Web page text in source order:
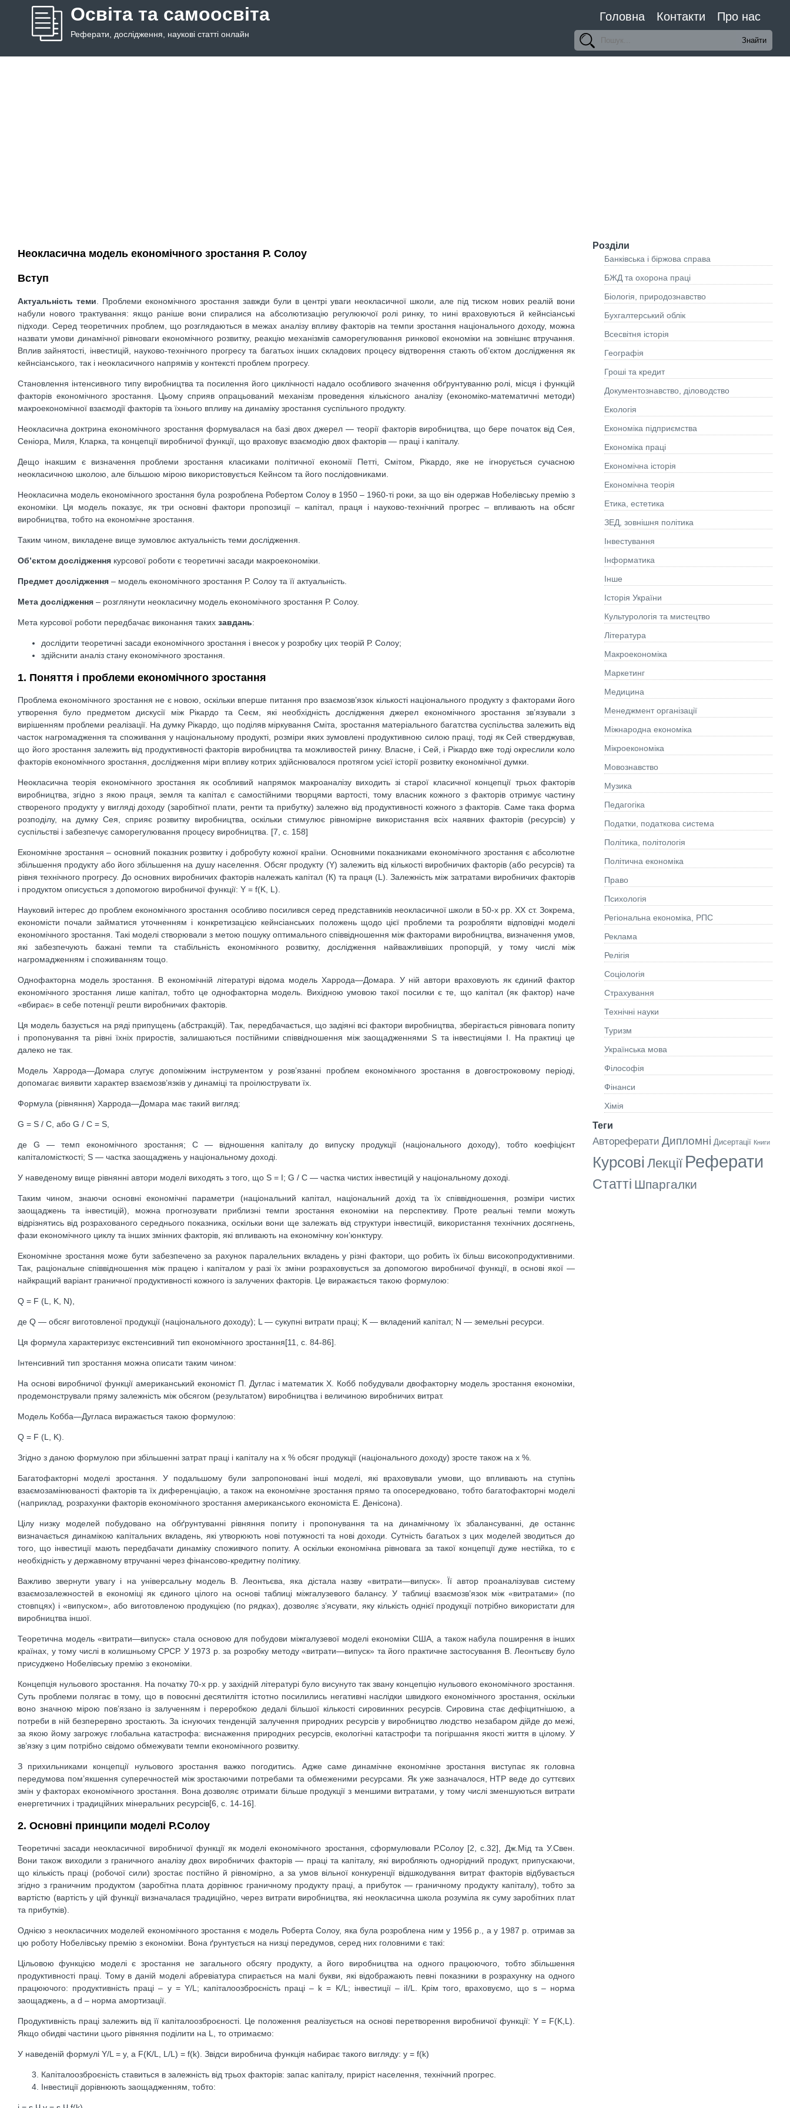
Освіта та самоосвіта
Реферати, дослідження, наукові статті онлайн
Головна Контакти Про нас
Неокласична модель економічного зростання Р. Солоу
Вступ
Актуальність теми . Проблеми економічного зростання завжди були в центрі уваги неокласичної школи, але під тиском нових реалій вони
набули нового трактування: якщо раніше вони спиралися на абсолютизацію регулюючої ролі ринку, то нині враховуються й кейнсіанські
підходи. Серед теоретичних проблем, що розглядаються в межах аналізу впливу факторів на темпи зростання національного доходу, можна
назвати умови динамічної рівноваги економічного розвитку, реакцію механізмів саморегулювання ринкової економіки на зовнішнє втручання.
Вплив зайнятості, інвестицій, науково-технічного прогресу та багатьох інших складових процесу відтворення стають об’єктом дослідження як
кейнсіанського, так і неокласичного напрямів у контексті проблем прогресу.
Становлення інтенсивного типу виробництва та посилення його циклічності надало особливого значення обґрунтуванню ролі, місця і функцій
факторів економічного зростання. Цьому сприяв опрацьований механізм проведення кількісного аналізу (економіко-математичні методи)
макроекономічної взаємодії факторів та їхнього впливу на динаміку зростання суспільного продукту.
Неокласична доктрина економічного зростання формувалася на базі двох джерел — теорії факторів виробництва, що бере початок від Сея,
Сеніора, Миля, Кларка, та концепції виробничої функції, що враховує взаємодію двох факторів — праці і капіталу.
Дещо інакшим є визначення проблеми зростання класиками політичної економії Петті, Смітом, Рікардо, яке не ігнорується сучасною
неокласичною школою, але більшою мірою використовується Кейнсом та його послідовниками.
Неокласична модель економічного зростання була розроблена Робертом Солоу в 1950 – 1960-ті роки, за що він одержав Нобелівську премію з
економіки. Ця модель показує, як три основні фактори пропозиції – капітал, праця і науково-технічний прогрес – впливають на обсяг
виробництва, тобто на економічне зростання.
Таким чином, викладене вище зумовлює актуальність теми дослідження.
Об’єктом дослідження курсової роботи є теоретичні засади макроекономіки.
Предмет дослідження – модель економічного зростання Р. Солоу та її актуальність.
Мета дослідження – розглянути неокласичну модель економічного зростання Р. Солоу.
Мета курсової роботи передбачає виконання таких завдань:
дослідити теоретичні засади економічного зростання і внесок у розробку цих теорій Р. Солоу;
здійснити аналіз стану економічного зростання.
1. Поняття і проблеми економічного зростання
Проблема економічного зростання не є новою, оскільки вперше питання про взаємозв’язок кількості національного продукту з факторами його
утворення було предметом дискусії між Рікардо та Сеєм, які необхідність дослідження джерел економічного зростання зв’язували з
вирішенням проблеми реалізації. На думку Рікардо, що поділяв міркування Сміта, зростання матеріального багатства суспільства залежить від
часток нагромадження та споживання у національному продукті, розміри яких зумовлені продуктивною силою праці, тоді як Сей стверджував,
що його зростання залежить від продуктивності факторів виробництва та можливостей ринку. Власне, і Сей, і Рікардо вже тоді окреслили коло
факторів економічного зростання, дослідження міри впливу котрих здійснювалося протягом усієї історії розвитку економічної думки.
Неокласична теорія економічного зростання як особливий напрямок макроаналізу виходить зі старої класичної концепції трьох факторів
виробництва, згідно з якою праця, земля та капітал є самостійними творцями вартості, тому власник кожного з факторів отримує частину
створеного продукту у вигляді доходу (заробітної плати, ренти та прибутку) залежно від продуктивності кожного з факторів. Саме така форма
розподілу, на думку Сея, сприяє розвитку виробництва, оскільки стимулює рівномірне використання всіх наявних факторів (ресурсів) у
суспільстві і забезпечує саморегулювання процесу виробництва. [7, c. 158]
Економічне зростання – основний показник розвитку і добробуту кожної країни. Основними показниками економічного зростання є абсолютне
збільшення продукту або його збільшення на душу населення. Обсяг продукту (Y) залежить від кількості виробничих факторів (або ресурсів) та
рівня технічного прогресу. До основних виробничих факторів належать капітал (К) та праця (L). Залежність між затратами виробничих факторів
і продуктом описується з допомогою виробничої функції: Y = f(K, L).
Науковий інтерес до проб­лем економічного зростання особливо посилився серед представників неокласичної школи в 50-х рр. XX ст. Зокрема,
економісти почали займатися уточненням і конкретизацією кейнсіанських положень щодо цієї проблеми та розробляти відповідні моделі
економічного зростання. Такі моделі створювали з метою пошуку оптимального співвідношення між факторами виробництва, визначення умов,
які забезпечують бажані темпи та стабільність економічного розвитку, дослідження найважливіших пропорцій, у тому числі між
нагромадженням і споживанням тощо.
Однофакторна модель зростання. В економічній літературі відома модель Харрода—Домара. У ній автори враховують як єдиний фактор
економічного зростання лише капітал, тобто це однофакторна модель. Вихідною умовою такої посилки є те, що капітал (як фактор) наче
«вбирає» в себе потенції решти виробничих факторів.
Ця модель базується на ряді припущень (абстракцій). Так, передбачається, що задіяні всі фактори виробництва, зберігається рівновага попиту
і пропонування та рівні їхніх приростів, залишаються постійними співвідношення між заощадженнями S та інвестиціями І. На практиці це
далеко не так.
Модель Харрода—Домара слугує допоміжним інструментом у розв’язанні проблем економічного зростання в довгостроковому періоді,
допомагає виявити характер взаємозв’язків у динаміці та проілюструвати їх.
Формула (рівняння) Харрода—Домара має такий вигляд:
G = S / C, або G / C = S,
де G — темп економічного зростання; C — відношення капіталу до випуску продукції (національного доходу), тобто коефіцієнт
капіталомісткості; S — частка заощаджень у національному доході.
У наведеному вище рівнянні автори моделі виходять з того, що S = I; G / С — частка чистих інвестицій у національному доході.
Таким чином, знаючи основні економічні параметри (національ­ний капітал, національний дохід та їх співвідношення, розміри чистих
заощаджень та інвестицій), можна прогнозувати приблизні темпи зростання економіки на перспективу. Проте реальні тем­пи можуть
відрізнятись від розрахованого середнього показника, оскільки вони ще залежать від структури інвестицій, викорис­тання технічних досягнень,
фази економічного циклу та інших змінних факторів, які впливають на економічну кон’юнктуру.
Економічне зростання може бути забезпечено за рахунок паралельних вкладень у різні фактори, що робить їх більш високопродуктивними.
Так, раціональне співвідношення між працею і капіталом у разі їх зміни розраховується за допомогою виробничої функції, в основі якої —
найкращий варіант граничної продуктивності кожного із залучених факторів. Це виражається такою формулою:
Q = F (L, K, N),
де Q — обсяг виготовленої продукції (національного доходу); L — сукупні витрати праці; K — вкладений капітал; N — земельні ресурси.
Ця формула характеризує екстенсивний тип економічного зростання[11, c. 84-86].
Інтенсивний тип зростання можна описати таким чином:
На основі виробничої функції американський економіст П. Дуг­лас і математик Х. Кобб побудували двофакторну модель зростання економіки,
продемонстрували пряму залежність між обсягом (результатом) виробництва і величиною виробничих витрат.
Модель Кобба—Дугласа виражається такою формулою:
Q = F (L, K).
Згідно з даною формулою при збільшенні затрат праці і капіталу на х % обсяг продукції (національного доходу) зросте також на х %.
Багатофакторні моделі зростання. У подальшому були запропоновані інші моделі, які враховували умови, що впливають на ступінь
взаємозамінюваності факторів та їх диференціацію, а також на економічне зростання прямо та опосередковано, тобто багатофакторні моделі
(наприклад, розрахунки факторів економічного зростання американського економіста Е. Денісона).
Цілу низку моделей побудовано на обґрунтуванні рівняння попиту і пропонування та на динамічному їх збалансуванні, де останнє
визначається динамікою капітальних вкладень, які утворюють нові потужності та нові доходи. Сутність багатьох з цих моделей зводиться до
того, що інвестиції мають передбачати динаміку споживчого попиту. А оскільки економічна рівновага за такої концепції дуже нестійка, то є
необхідність у державному втручанні через фінансово-кредитну політику.
Важливо звернути увагу і на універсальну модель В. Леонтьєва, яка дістала назву «витрати—випуск». Її автор проаналізував систему
взаємозалежностей в економіці як єдиного цілого на основі таблиці міжгалузевого балансу. У таблиці взаємозв’язок між «витратами» (по
стовпцях) і «випуском», або виготовленою продукцією (по рядках), дозволяє з’ясувати, яку кількість однієї продукції потрібно використати для
виробництва іншої.
Теоретична модель «витрати—випуск» стала основою для побудови міжгалузевої моделі економіки США, а також набула поширення в інших
країнах, у тому числі в колишньому СРСР. У 1973 р. за розробку методу «витрати—випуск» та його практичне застосування В. Леонтьєву було
присуджено Нобелівську премію з економіки.
Концепція нульового зростання. На початку 70-х рр. у західній літературі було висунуто так звану концепцію нульового економічного зростання.
Суть проблеми полягає в тому, що в повоєнні десятиліття істотно посилились негативні наслідки швид­кого економічного зростання, оскільки
воно значною мірою пов’язано із залученням і переробкою дедалі більшої кількості сировинних ресурсів. Сировина стає дефіцитнішою, а
потреби в ній безперервно зростають. За існуючих тенденцій залучення природних ресурсів у виробництво людство незабаром дійде до межі,
за якою йому загрожує глобальна катастрофа: виснаження природних ресурсів, екологічні катастрофи та погіршання якості життя в цілому. У
зв’язку з цим потрібно свідомо обмежувати темпи економічного розвитку.
З прихильниками концепції нульового зростання важко погодитись. Адже саме динамічне економічне зростання виступає як головна
передумова пом’якшення суперечностей між зростаючими потребами та обмеженими ресурсами. Як уже зазначалося, НТР веде до суттєвих
змін у факторах економічного зростання. Вона дозволяє отримати більше продукції з меншими витратами, у тому числі зменшуються витрати
енергетичних і традиційних мінеральних ресурсів[6, c. 14-16].
2. Основні принципи моделі Р.Солоу
Теоретичні засади неокласичної виробничої функції як моделі економічного зростання, сформулювали Р.Солоу [2, c.32], Дж.Мід та У.Свен.
Вони також виходили з граничного аналізу двох виробничих факторів — праці та капіталу, які виробляють однорідний продукт, припускаючи,
що кількість праці (робочої сили) зростає постійно й рівномірно, а за умов вільної конкуренції відшкодування витрат факторів відбувається
згідно з граничним продуктом (заробітна плата дорівнює граничному продукту праці, а прибуток — граничному продукту капіталу), тобто за
вартістю (вартість у цій функції визначалася традиційно, через витрати виробництва, які неокласична школа розуміла як суму заробітних плат
та прибутків).
Однією з неокласичних моделей економічного зростання є модель Роберта Солоу, яка була розроблена ним у 1956 р., а у 1987 р. отримав за
цю роботу Нобелівську премію з економіки. Вона ґрунтується на низці передумов, серед них головними є такі:
Цільовою функцією моделі є зростання не загального обсягу продукту, а його виробництва на одного працюючого, тобто збільшення
продуктивності праці. Тому в даній моделі абревіатура спирається на малі букви, які відображають певні показники в розрахунку на одного
працюючого: продуктивність праці – y = Y/L; капіталоозброєність праці – k = K/L; інвестиції – iI/L. Крім того, враховуємо, що s – норма
заощаджень, а d – норма амортизації.
Продуктивність праці залежить від її капіталоозброєності. Це положення реалізується на основі перетворення виробничої функції: Y = F(K,L).
Якщо обидві частини цього рівняння поділити на L, то отримаємо:
У наведеній формулі Y/L = y, а F(K/L, L/L) = f(k). Звідси виробнича функція набирає такого вигляду: y = f(k)
Капіталоозброєність ставиться в залежність від трьох факторів: запас капіталу, приріст населення, технічний прогрес.
Інвестиції дорівнюють заощадженням, тобто:
Розділи
Банківська і біржова справа
БЖД та охорона праці
Біологія, природознавство
Бухгалтерський облік
Всесвітня історія
Географія
Гроші та кредит
Документознавство, діловодство
Екологія
Економіка підприємства
Економіка праці
Економічна історія
Економічна теорія
Етика, естетика
ЗЕД, зовнішня політика
Інвестування
Інформатика
Інше
Історія України
Культурологія та мистецтво
Літературa
Макроекономіка
Маркетинг
Медицина
Менеджмент організації
Міжнародна економіка
Мікроекономіка
Мовознавство
Музика
Педагогіка
Податки, податкова система
Політика, політологія
Політична економіка
Право
Психологія
Регіональна економіка, РПС
Реклама
Релігія
Соціологія
Страхування
Технічні науки
Туризм
Українська мова
Філософія
Фінанси
Хімія
Теги
Автореферати Дипломні Дисертації Книги
Курсові Лекції Реферати
Статті Шпаргалки